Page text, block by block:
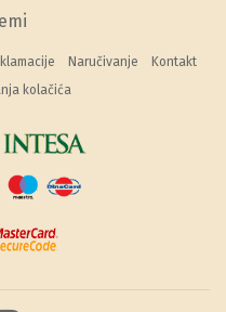
Naručivanje
Kontakt
kolačića